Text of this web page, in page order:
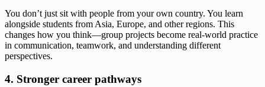
You don’t just sit with people from your own country. You learn
alongside students from Asia, Europe, and other regions. This
changes how you think—group projects become real-world practice
in communication, teamwork, and understanding different
perspectives.
4. Stronger career pathways